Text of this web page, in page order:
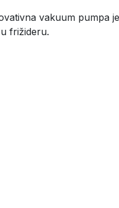
vakuum pumpa
frižideru.